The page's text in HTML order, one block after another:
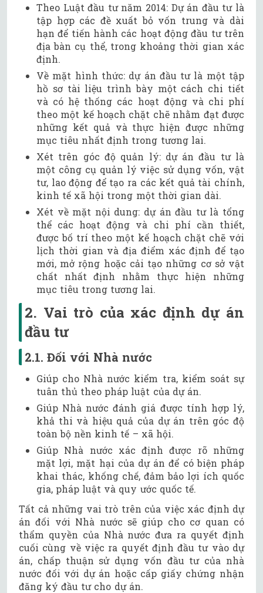
Theo Luật đầu tư năm 2014: Dự án đầu tư là
tập hợp các đề xuất bỏ vốn trung và dài
hạn để tiến hành các hoạt động đầu tư trên
địa bàn cụ thể, trong khoảng thời gian xác
định.
Về mặt hình thức: dự án đầu tư là một tập
hồ sơ tài liệu trình bày một cách chi tiết
và có hệ thống các hoạt động và chi phí
theo một kế hoạch chặt chẽ nhằm đạt được
những kết quả và thực hiện được những
mục tiêu nhất định trong tương lai.
Xét trên góc độ quản lý: dự án đầu tư là
một công cụ quản lý việc sử dụng vốn, vật
tư, lao động để tạo ra các kết quả tài chính,
kinh tế xã hội trong một thời gian dài.
Xét về mặt nội dung: dự án đầu tư là tổng
thể các hoạt động và chi phí cần thiết,
được bố trí theo một kế hoạch chặt chẽ với
lịch thời gian và địa điểm xác định để tạo
mới, mở rộng hoặc cải tạo những cơ sở vật
chất nhất định nhằm thực hiện những
mục tiêu trong tương lai.
2. Vai trò của xác định dự án
đầu tư
2.1. Đối với Nhà nước
Giúp cho Nhà nước kiểm tra, kiểm soát sự
tuân thủ theo pháp luật của dự án.
Giúp Nhà nước đánh giá được tính hợp lý,
khả thi và hiệu quả của dự án trên góc độ
toàn bộ nền kinh tế – xã hội.
Giúp Nhà nước xác định được rõ những
mặt lợi, mặt hại của dự án để có biện pháp
khai thác, khống chế, đảm bảo lợi ích quốc
gia, pháp luật và quy ước quốc tế.
Tất cả những vai trò trên của việc xác định dự
án đối với Nhà nước sẽ giúp cho cơ quan có
thẩm quyền của Nhà nước đưa ra quyết định
cuối cùng về việc ra quyết định đầu tư vào dự
án, chấp thuận sử dụng vốn đầu tư của nhà
nước đối với dự án hoặc cấp giấy chứng nhận
đăng ký đầu tư cho dự án.